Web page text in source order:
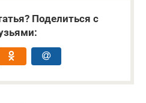
Поделиться с